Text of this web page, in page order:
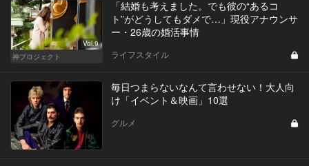
Vol.9
神プロジェクト
「結婚も考えました。でも彼の“あるコ
ト”がどうしてもダメで…」現役アナウンサ
ー・26歳の婚活事情
ライフスタイル
毎日つまらないなんて言わせない！大人向
け「イベント＆映画」10選
グルメ